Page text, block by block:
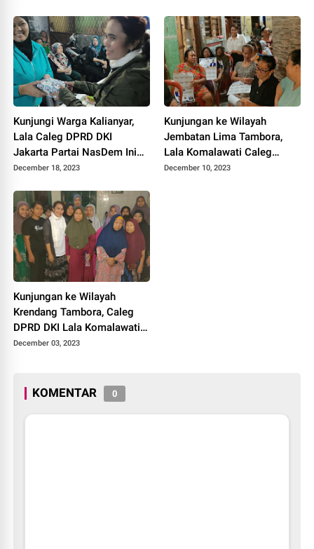
Kunjungi Warga Kalianyar,
Lala Caleg DPRD DKI
Jakarta Partai NasDem Ini
Paparkan Visi Misi
December 18, 2023
Kunjungan ke Wilayah
Jembatan Lima Tambora,
Lala Komalawati Caleg
DPRD DKI Sampaikan Visi
December 10, 2023
Kunjungan ke Wilayah
Krendang Tambora, Caleg
DPRD DKI Lala Komalawati
Serap Aspirasi Warga
December 03, 2023
KOMENTAR 0